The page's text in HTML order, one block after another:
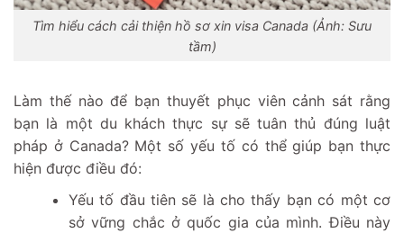
Tìm hiểu cách cải thiện hồ sơ xin visa Canada (Ảnh: Sưu
tầm)
Làm thế nào để bạn thuyết phục viên cảnh sát rằng
bạn là một du khách thực sự sẽ tuân thủ đúng luật
pháp ở Canada? Một số yếu tố có thể giúp bạn thực
hiện được điều đó:
Yếu tố đầu tiên sẽ là cho thấy bạn có một cơ
sở vững chắc ở quốc gia của mình. Điều này